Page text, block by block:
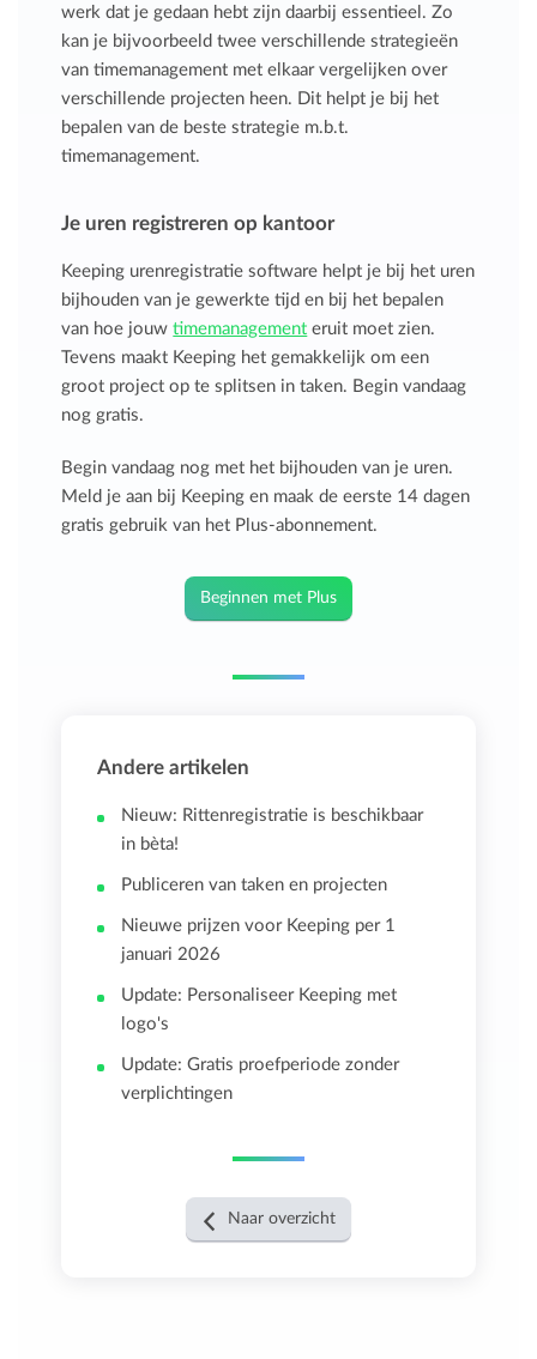
werk dat je gedaan hebt zijn daarbij essentieel. Zo
kan je bijvoorbeeld twee verschillende strategieën
van timemanagement met elkaar vergelijken over
verschillende projecten heen. Dit helpt je bij het
bepalen van de beste strategie m.b.t.
timemanagement.
Je uren registreren op kantoor
Keeping urenregistratie software helpt je bij het uren
bijhouden van je gewerkte tijd en bij het bepalen
van hoe jouwtimemanagement eruit moet zien.
Tevens maakt Keeping het gemakkelijk om een
groot project op te splitsen in taken. Begin vandaag
nog gratis.
Begin vandaag nog met het bijhouden van je uren.
Meld je aan bij Keeping en maak de eerste 14 dagen
gratis gebruik van het Plus-abonnement.
Beginnen met Plus
Andere artikelen
Nieuw: Rittenregistratie is beschikbaar
in bèta!
Publiceren van taken en projecten
Nieuwe prijzen voor Keeping per 1
januari 2026
Update: Personaliseer Keeping met
logo's
Update: Gratis proefperiode zonder
verplichtingen
Naar overzicht